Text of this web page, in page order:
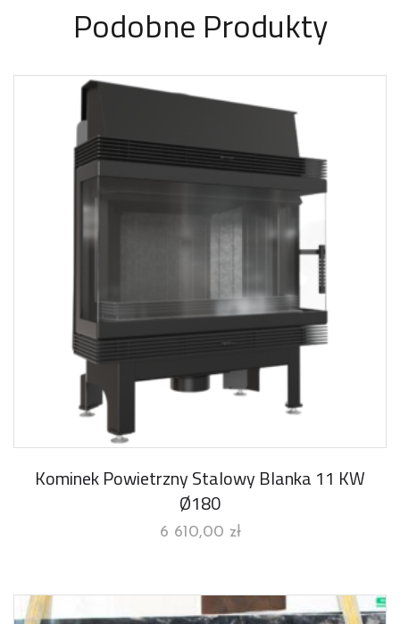
Podobne Produkty
Kominek Powietrzny Stalowy Blanka 11 KW
Ø180
6 610,00 zł